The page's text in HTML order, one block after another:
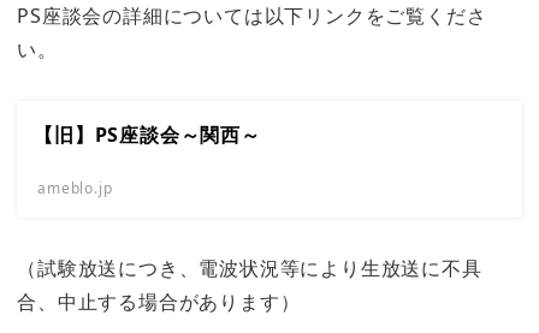
PS座談会の詳細については以下リンクをご覧くださ
い。
【旧】PS座談会～関西～
ameblo.jp
（試験放送につき、電波状況等により生放送に不具
合、中止する場合があります）